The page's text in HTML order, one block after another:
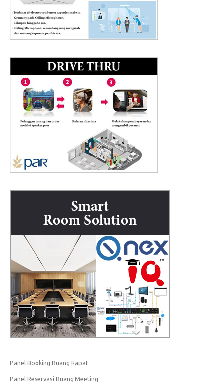
Panel Booking Ruang Rapat
Panel Reservasi Ruang Meeting